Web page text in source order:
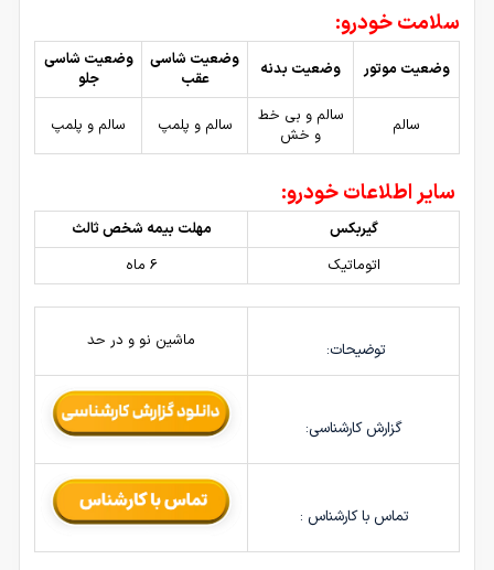
سلامت خودرو:
وضعیت موتور وضعیت بدنه
وضعیت شاسی
عقب
وضعیت شاسی
جلو
سالم
سالم و بی خط
و خش
سالم و پلمپ سالم و پلمپ
سایر اطلاعات خودرو:
گیربکس
مهلت بیمه شخص ثالث
اتوماتیک
6 ماه
توضیحات: ماشین نو و در حد
گزارش کارشناسی:
تماس با کارشناس :